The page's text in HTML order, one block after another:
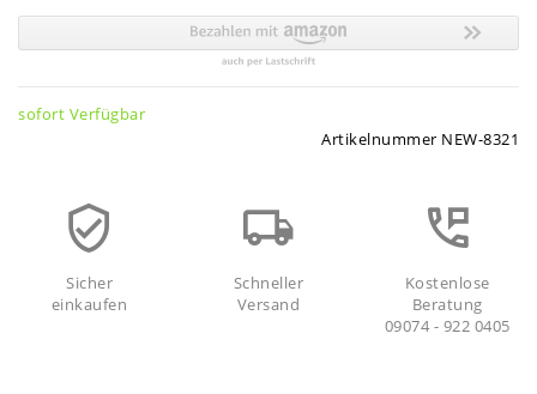
sofort Verfügbar
Artikelnummer NEW-8321
Sicher
einkaufen
Schneller
Versand
Kostenlose
Beratung
09074 - 922 0405